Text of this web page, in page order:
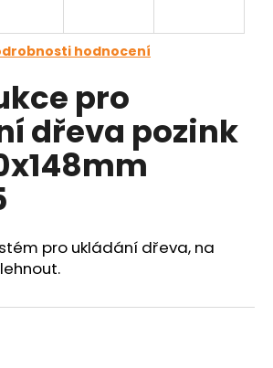
hodnocení
pro
dřeva pozink
pro ukládání dřeva, na